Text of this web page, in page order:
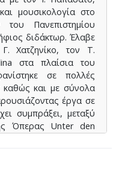
μουσικολογία στο
Πανεπιστημίου
διδάκτωρ. Έλαβε
Χατζηνίκο, τον T.
στα πλαίσια του
σε πολλές
και με σύνολα
έργα σε
συμπράξει, μεταξύ
Όπερας Unter den